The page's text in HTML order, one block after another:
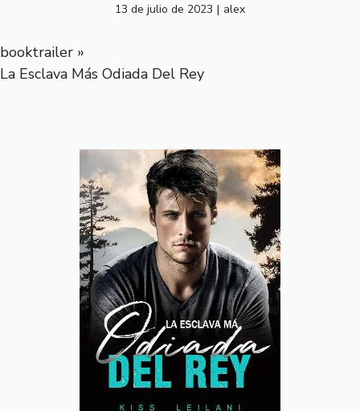
13 de julio de 2023 | alex
booktrailer »
La Esclava Más Odiada Del Rey